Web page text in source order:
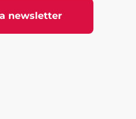
newsletter